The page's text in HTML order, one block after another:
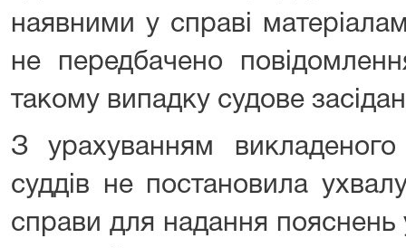
наявними у справі
не передбачено
такому випадку судове
З урахуванням
суддів не постановила
справи для надання пояснень